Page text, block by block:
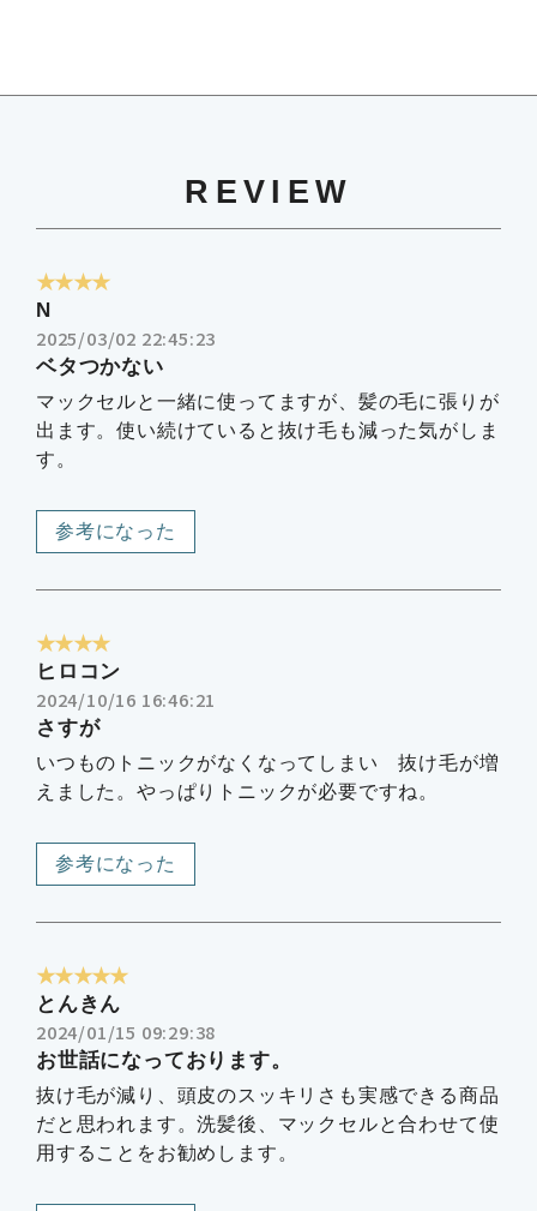
REVIEW
★★★★
N
2025/03/02 22:45:23
ベタつかない
マックセルと一緒に使ってますが、髪の毛に張りが
出ます。使い続けていると抜け毛も減った気がしま
す。
参考になった
★★★★
ヒロコン
2024/10/16 16:46:21
さすが
いつものトニックがなくなってしまい 抜け毛が増
えました。やっぱりトニックが必要ですね。
参考になった
★★★★★
とんきん
2024/01/15 09:29:38
お世話になっております。
抜け毛が減り、頭皮のスッキリさも実感できる商品
だと思われます。洗髪後、マックセルと合わせて使
用することをお勧めします。